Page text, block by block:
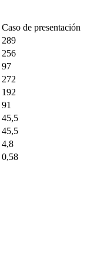
Caso de presentación
289
256
97
272
192
91
45,5
45,5
4,8
0,58